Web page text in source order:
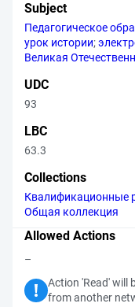
Subject
Педагогическое
урок истории;
Великая
UDC
93
LBC
63.3
Collections
Квалификационные
Общая коллекция
Allowed Actions
–
Action 'Read' will
from another